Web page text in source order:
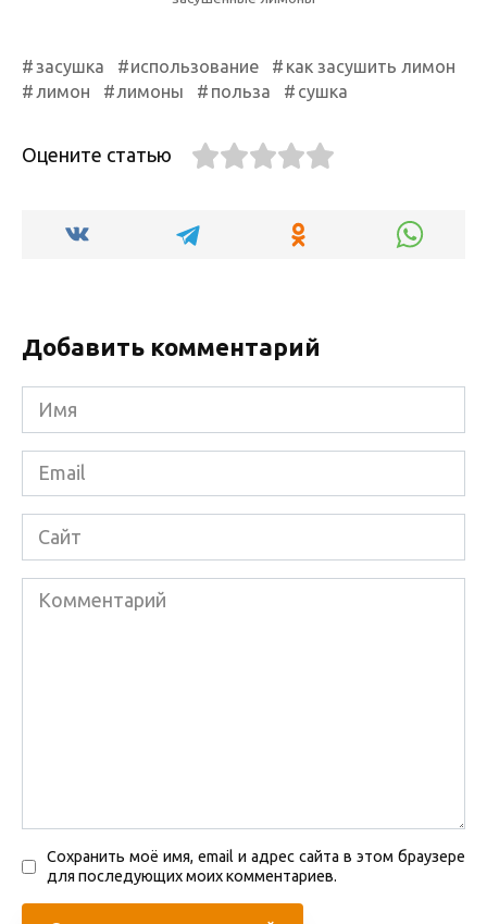
засушка использование
как засушить лимон
лимон
лимоны польза сушка
Оцените статью
Добавить комментарий
Имя
Email
Сайт
Комментарий
Сохранить моё имя, email и адрес сайта в этом браузере
для последующих моих комментариев.